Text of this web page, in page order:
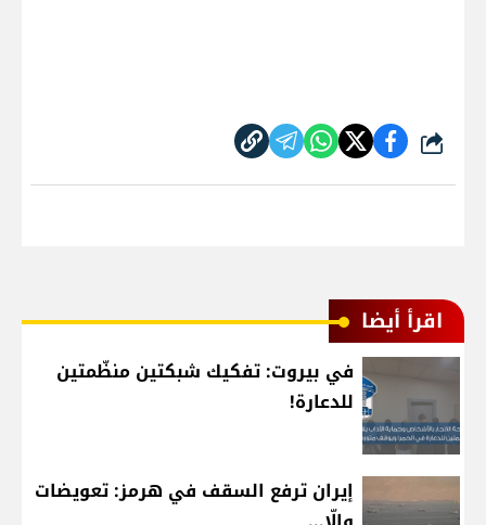
شارك
اقرأ أيضا
في بيروت: تفكيك شبكتين منظّمتين
للدعارة!
إيران ترفع السقف في هرمز: تعويضات